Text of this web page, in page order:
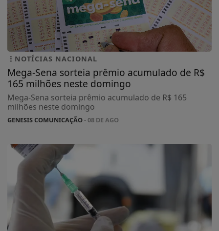
NOTÍCIAS NACIONAL
Mega-Sena sorteia prêmio acumulado de R$
165 milhões neste domingo
Mega-Sena sorteia prêmio acumulado de R$ 165
milhões neste domingo
GENESIS COMUNICAÇÃO- 08 DE AGO